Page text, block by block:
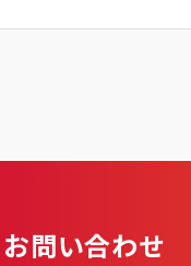
お問い合わせ